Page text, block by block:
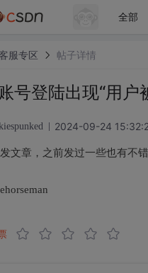
全部
服专区 帖子详情
号登陆出现“用户
2024-09-24
文章，之前发过一些也有不